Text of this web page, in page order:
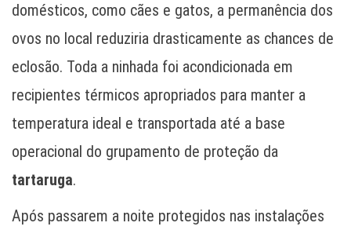
domésticos, como cães e gatos, a permanência dos
ovos no local reduziria drasticamente as chances de
eclosão. Toda a ninhada foi acondicionada em
recipientes térmicos apropriados para manter a
temperatura ideal e transportada até a base
operacional do grupamento de proteção da
tartaruga.
Após passarem a noite protegidos nas instalações